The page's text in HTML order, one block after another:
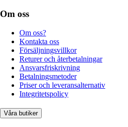
Om oss
Om oss?
Kontakta oss
Försäljningsvillkor
Returer och återbetalningar
Ansvarsfriskrivning
Betalningsmetoder
Priser och leveransalternativ
Integritetspolicy
Våra butiker